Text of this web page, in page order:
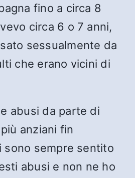
fino a circa 8
circa 6 o 7 anni,
sessualmente da
che erano vicini di
abusi da parte di
anziani fin
sono sempre sentito
abusi e non ne ho